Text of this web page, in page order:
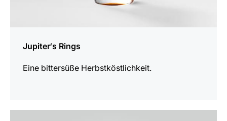
Jupiter‘s Rings
Eine bittersüße Herbstköstlichkeit.